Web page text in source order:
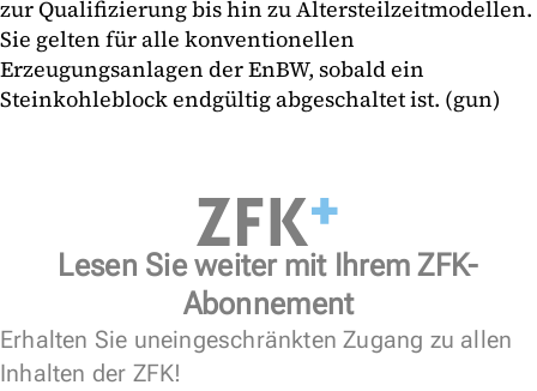
zur Qualifizierung bis hin zu Altersteilzeitmodellen.
Sie gelten für alle konventionellen
Erzeugungsanlagen der EnBW, sobald ein
Steinkohleblock endgültig abgeschaltet ist. (gun)
Lesen Sie weiter mit Ihrem ZFK-
Abonnement
Erhalten Sie uneingeschränkten Zugang zu allen
Inhalten der ZFK!